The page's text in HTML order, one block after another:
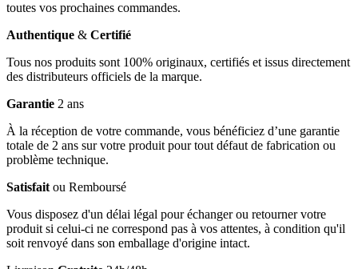
toutes vos prochaines commandes.
Authentique & Certifié
Tous nos produits sont 100% originaux, certifiés et issus directement
des distributeurs officiels de la marque.
Garantie 2 ans
À la réception de votre commande, vous bénéficiez d’une garantie
totale de 2 ans sur votre produit pour tout défaut de fabrication ou
problème technique.
Satisfait ou Remboursé
Vous disposez d'un délai légal pour échanger ou retourner votre
produit si celui-ci ne correspond pas à vos attentes, à condition qu'il
soit renvoyé dans son emballage d'origine intact.